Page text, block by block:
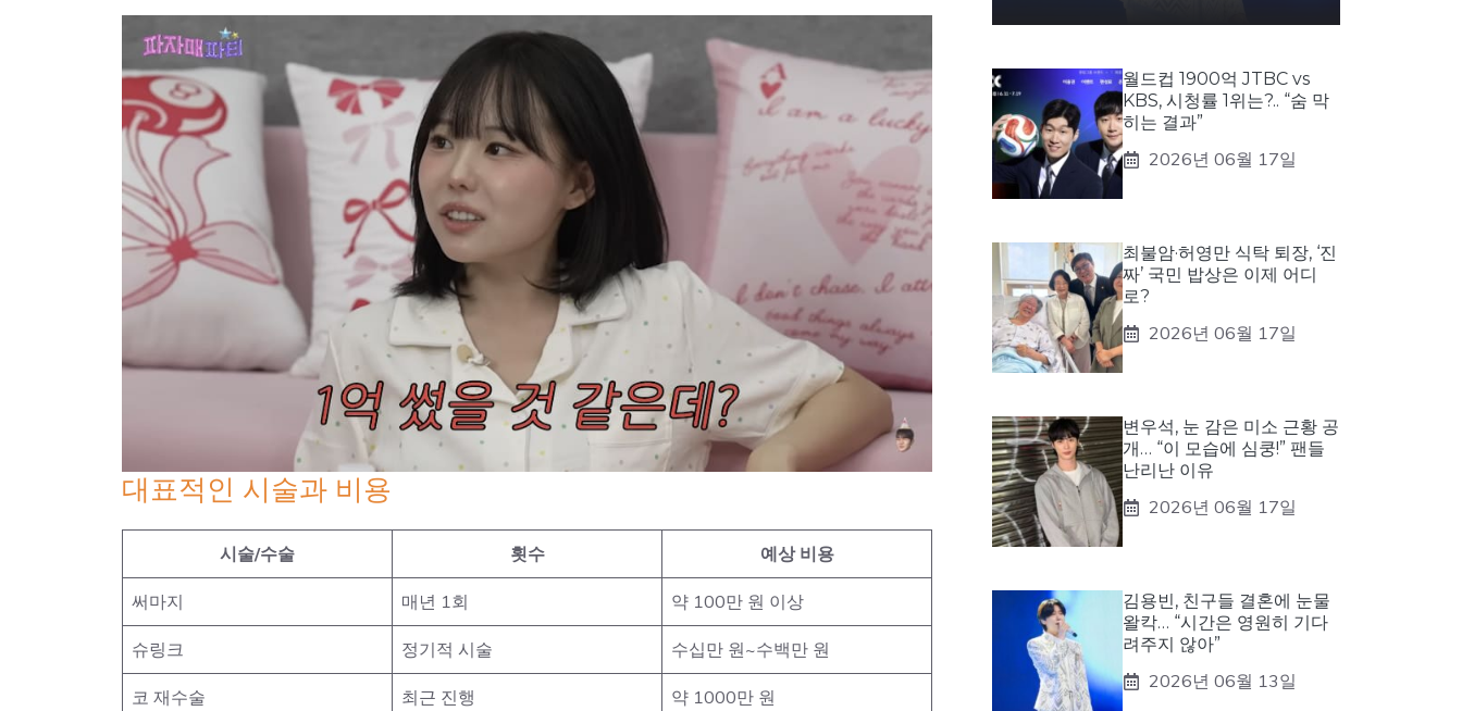
대표적인 시술과 비용
시술/수술 횟수 예상 비용
써마지 매년 1회 약 100만 원 이상
슈링크 정기적 시술 수십만 원~수백만 원
코 재수술 최근 진행 약 1000만 원
월드컵 1900억 JTBC vs
KBS, 시청률 1위는?.. “숨 막
히는 결과”
2026년 06월 17일
최불암·허영만 식탁 퇴장, ‘진
짜’ 국민 밥상은 이제 어디
로?
2026년 06월 17일
변우석, 눈 감은 미소 근황 공
개… “이 모습에 심쿵!” 팬들
난리난 이유
2026년 06월 17일
김용빈, 친구들 결혼에 눈물
왈칵… “시간은 영원히 기다
려주지 않아”
2026년 06월 13일